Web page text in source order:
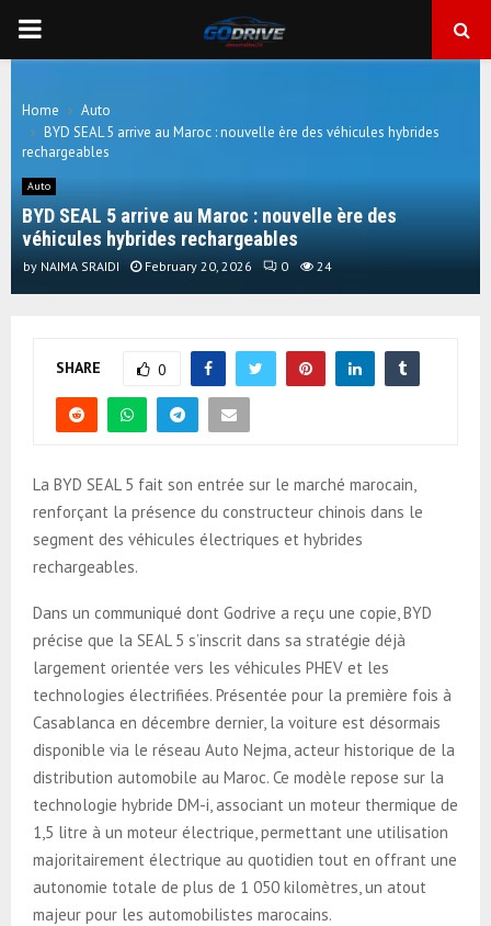
PRIMARY
Home
Auto
BYD SEAL 5 arrive au Maroc : nouvelle ère des véhicules hybrides
rechargeables
Auto
BYD SEAL 5 arrive au Maroc : nouvelle ère des
véhicules hybrides rechargeables
by NAIMA SRAIDI February 20, 2026 0 24
SHARE 0
La BYD SEAL 5 fait son entrée sur le marché marocain,
renforçant la présence du constructeur chinois dans le
segment des véhicules électriques et hybrides
rechargeables.
Dans un communiqué dont Godrive a reçu une copie, BYD
précise que la SEAL 5 s’inscrit dans sa stratégie déjà
largement orientée vers les véhicules PHEV et les
technologies électrifiées. Présentée pour la première fois à
Casablanca en décembre dernier, la voiture est désormais
disponible via le réseau Auto Nejma, acteur historique de la
distribution automobile au Maroc. Ce modèle repose sur la
technologie hybride DM-i, associant un moteur thermique de
1,5 litre à un moteur électrique, permettant une utilisation
majoritairement électrique au quotidien tout en offrant une
autonomie totale de plus de 1 050 kilomètres, un atout
majeur pour les automobilistes marocains.